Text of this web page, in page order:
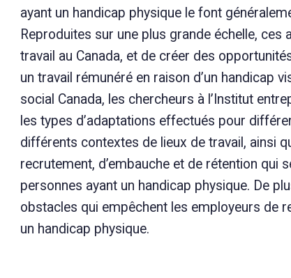
ayant un handicap physique le font
Reproduites sur une plus grande échelle,
travail au Canada, et de créer des
un travail rémunéré en raison d’un handicap
social Canada, les chercheurs à l’Institut
les types d’adaptations effectués pour
différents contextes de lieux de travail, ainsi
recrutement, d’embauche et de rétention
personnes ayant un handicap physique. De
obstacles qui empêchent les employeurs de
un handicap physique.